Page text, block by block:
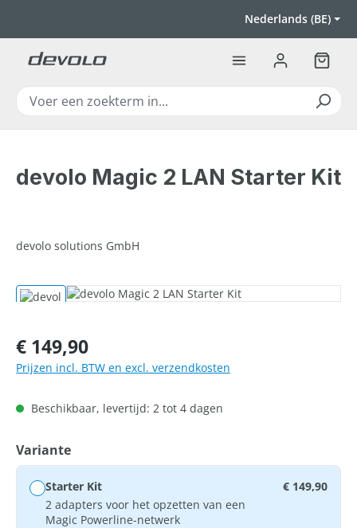
Nederlands (BE)
devolo Magic 2 LAN Starter Kit
devolo solutions GmbH
Afbeeldingengalerij overslaan
Normale prijs:
€ 149,90
Prijzen incl. BTW en excl. verzendkosten
Beschikbaar, levertijd: 2 tot 4 dagen
Selecteer
Variante
Starter Kit
2 adapters voor het opzetten van een
Magic Powerline-netwerk
€ 149,90